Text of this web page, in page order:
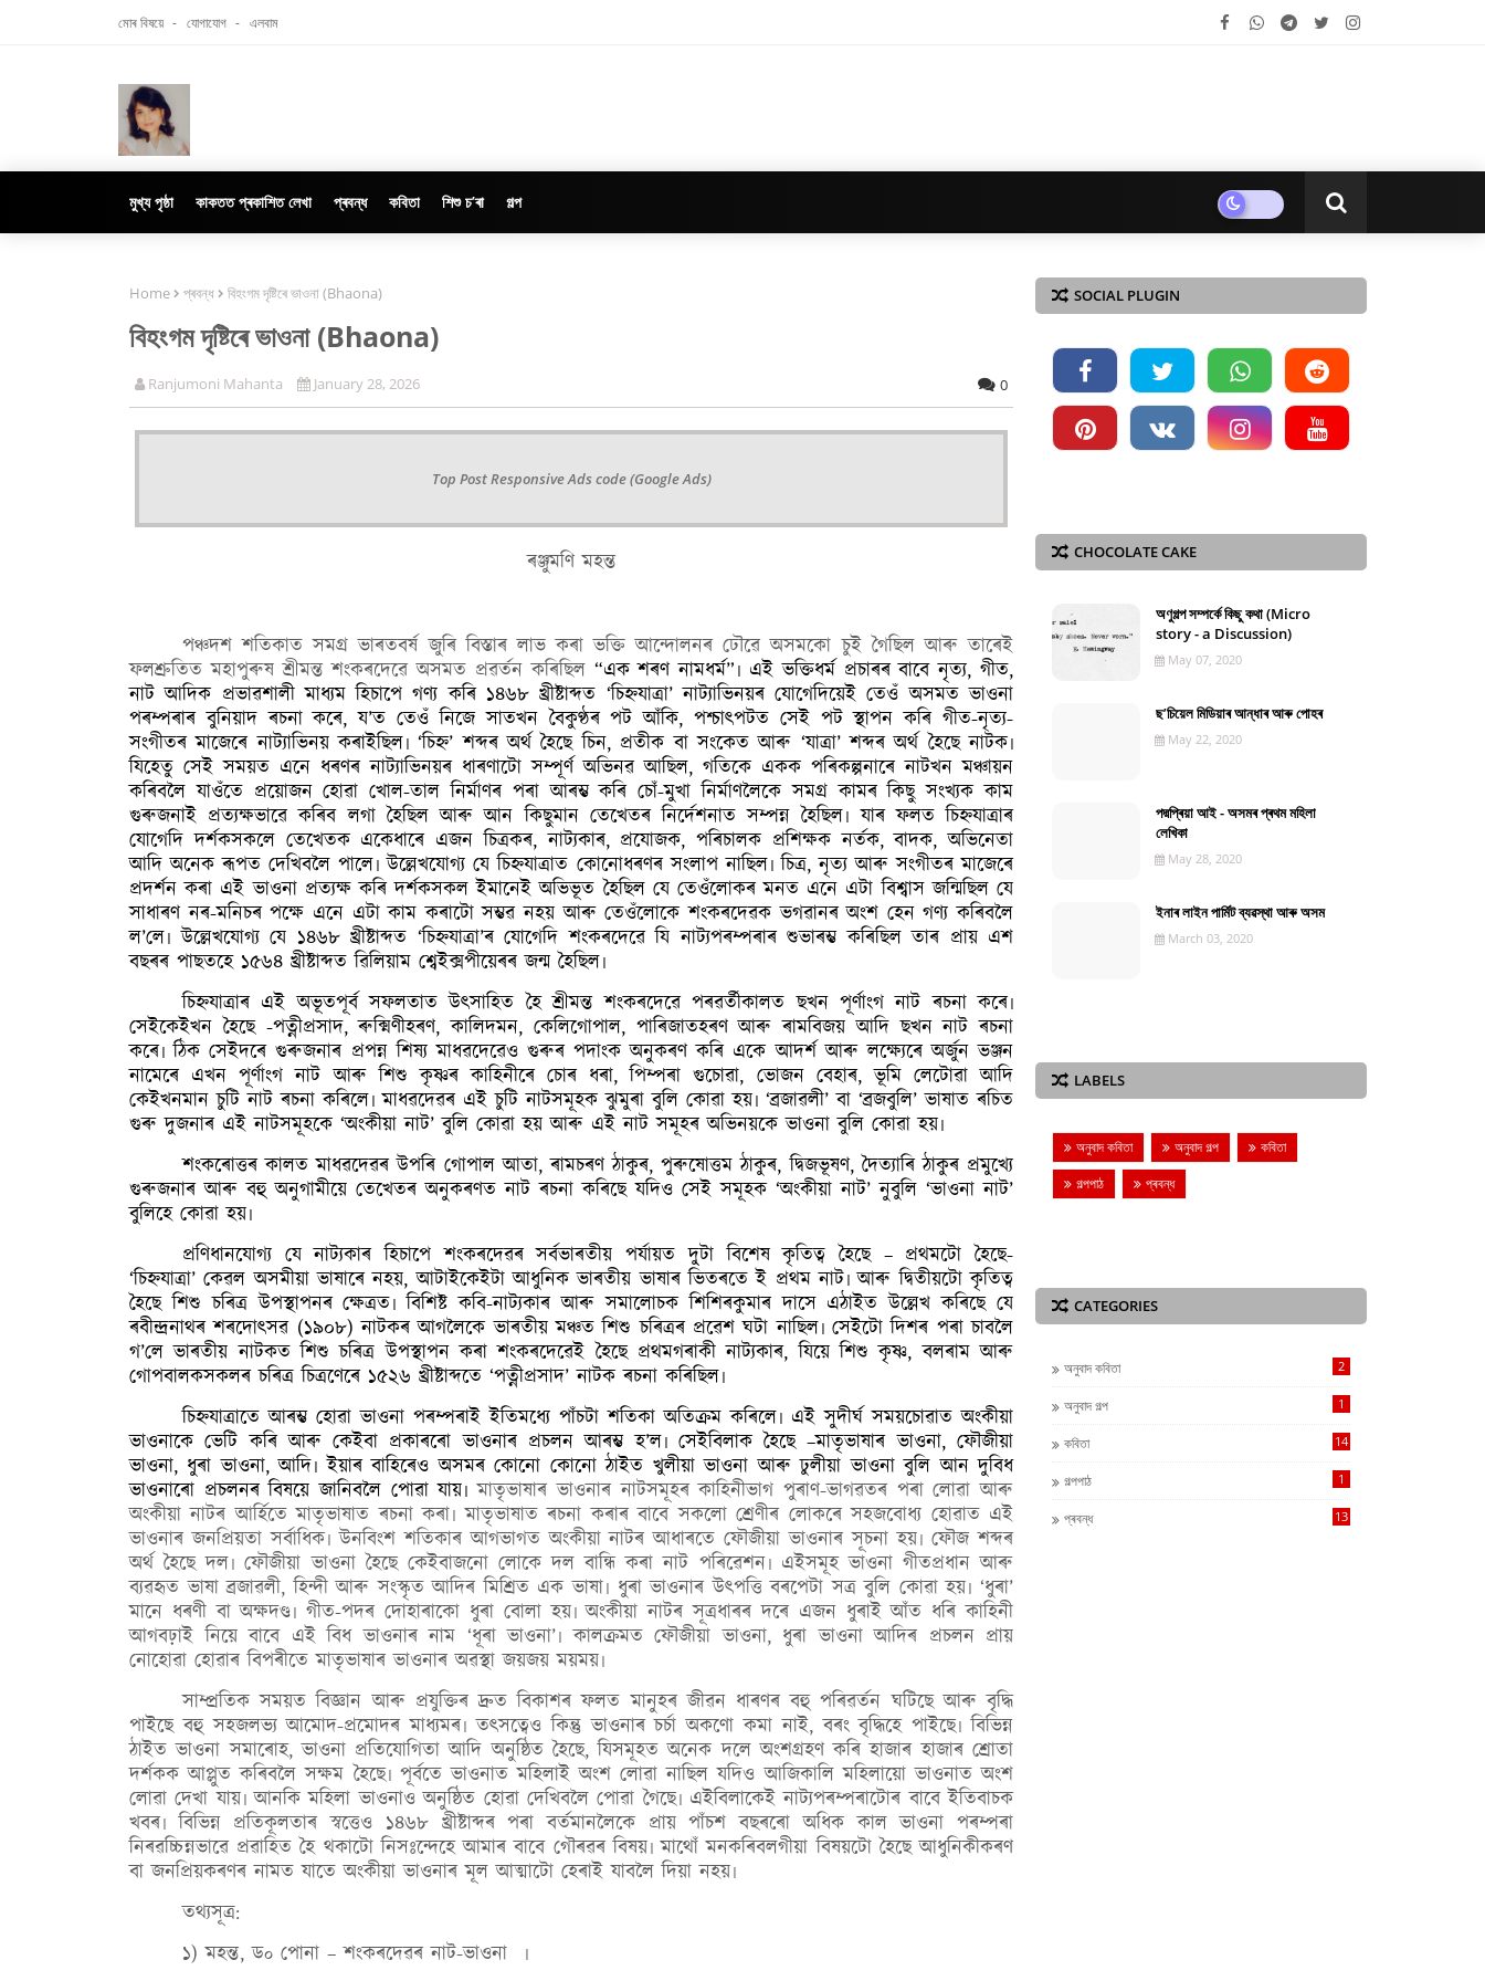
মোৰ বিষয়ে‍ যোগাযোগ এলবাম
মুখ্য পৃষ্ঠা কাকতত প্ৰকাশিত লেখা প্ৰবন্ধ কবিতা শিশু চ’ৰা গল্প
Home প্ৰবন্ধ বিহংগম দৃষ্টিৰে ভাওনা (Bhaona)
বিহংগম দৃষ্টিৰে ভাওনা (Bhaona)
Ranjumoni Mahanta January 28, 2026 0
Top Post Responsive Ads code (Google Ads)
ৰঞ্জুমণি মহন্ত
পঞ্চদশ শতিকাত সমগ্ৰ ভাৰতবৰ্ষ জুৰি বিস্তাৰ লাভ কৰা ভক্তি আন্দোলনৰ ঢৌৱে অসমকো চুই গৈছিল আৰু তাৰেই
ফলশ্ৰুতিত মহাপুৰুষ শ্ৰীমন্ত শংকৰদেৱে অসমত প্ৰৱৰ্তন কৰিছিল “এক শৰণ নামধৰ্ম”৷ এই ভক্তিধৰ্ম প্ৰচাৰৰ বাবে নৃত্য, গীত,
নাট আদিক প্ৰভাৱশালী মাধ্যম হিচাপে গণ্য কৰি ১৪৬৮ খ্ৰীষ্টাব্দত ‘চিহ্নযাত্ৰা’ নাট্যাভিনয়ৰ যোগেদিয়েই তেওঁ অসমত ভাওনা
পৰম্পৰাৰ বুনিয়াদ ৰচনা কৰে, য’ত তেওঁ নিজে সাতখন বৈকুণ্ঠৰ পট আঁকি, পশ্চাৎপটত সেই পট স্থাপন কৰি গীত-নৃত্য-
সংগীতৰ মাজেৰে নাট্যাভিনয় কৰাইছিল৷ ‘চিহ্ন’ শব্দৰ অৰ্থ হৈছে চিন, প্ৰতীক বা সংকেত আৰু ‘যাত্ৰা’ শব্দৰ অৰ্থ হৈছে নাটক৷
যিহেতু সেই সময়ত এনে ধৰণৰ নাট্যাভিনয়ৰ ধাৰণাটো সম্পূৰ্ণ অভিনৱ আছিল, গতিকে একক পৰিকল্পনাৰে নাটখন মঞ্চায়ন
কৰিবলৈ যাওঁতে প্ৰয়োজন হোৱা খোল-তাল নিৰ্মাণৰ পৰা আৰম্ভ কৰি চোঁ-মুখা নিৰ্মাণলৈকে সমগ্ৰ কামৰ কিছু সংখ্যক কাম
গুৰুজনাই প্ৰত্যক্ষভাৱে কৰিব লগা হৈছিল আৰু আন কিছুমান তেখেতৰ নিৰ্দেশনাত সম্পন্ন হৈছিল৷ যাৰ ফলত চিহ্নযাত্ৰাৰ
যোগেদি দৰ্শকসকলে তেখেতক একেধাৰে এজন চিত্ৰকৰ, নাট্যকাৰ, প্ৰযোজক, পৰিচালক প্ৰশিক্ষক নৰ্তক, বাদক, অভিনেতা
আদি অনেক ৰূপত দেখিবলৈ পালে৷ উল্লেখযোগ্য যে চিহ্নযাত্ৰাত কোনোধৰণৰ সংলাপ নাছিল৷ চিত্ৰ, নৃত্য আৰু সংগীতৰ মাজেৰে
প্ৰদৰ্শন কৰা এই ভাওনা প্ৰত্যক্ষ কৰি দৰ্শকসকল ইমানেই অভিভূত হৈছিল যে তেওঁলোকৰ মনত এনে এটা বিশ্বাস জন্মিছিল যে
সাধাৰণ নৰ-মনিচৰ পক্ষে এনে এটা কাম কৰাটো সম্ভৱ নহয় আৰু তেওঁলোকে শংকৰদেৱক ভগৱানৰ অংশ হেন গণ্য কৰিবলৈ
ল’লে৷ উল্লেখযোগ্য যে ১৪৬৮ খ্ৰীষ্টাব্দত ‘চিহ্নযাত্ৰা’ৰ যোগেদি শংকৰদেৱে যি নাট্যপৰম্পৰাৰ শুভাৰম্ভ কৰিছিল তাৰ প্ৰায় এশ
বছৰৰ পাছতহে ১৫৬৪ খ্ৰীষ্টাব্দত ৱিলিয়াম শ্বেইক্সপীয়েৰৰ জন্ম হৈছিল৷
চিহ্নযাত্ৰাৰ এই অভূতপূৰ্ব সফলতাত উৎসাহিত হৈ শ্ৰীমন্ত শংকৰদেৱে পৰৱৰ্তীকালত ছখন পূৰ্ণাংগ নাট ৰচনা কৰে৷
সেইকেইখন হৈছে -পত্নীপ্ৰসাদ, ৰুক্মিণীহৰণ, কালিদমন, কেলিগোপাল, পাৰিজাতহৰণ আৰু ৰামবিজয় আদি ছখন নাট ৰচনা
কৰে৷ ঠিক সেইদৰে গুৰুজনাৰ প্ৰপন্ন শিষ্য মাধৱদেৱেও গুৰুৰ পদাংক অনুকৰণ কৰি একে আদৰ্শ আৰু লক্ষ্যেৰে অৰ্জুন ভঞ্জন
নামেৰে এখন পূৰ্ণাংগ নাট আৰু শিশু কৃষ্ণৰ কাহিনীৰে চোৰ ধৰা, পিম্পৰা গুচোৱা, ভোজন বেহাৰ, ভূমি লেটোৱা আদি
কেইখনমান চুটি নাট ৰচনা কৰিলে৷ মাধৱদেৱৰ এই চুটি নাটসমূহক ঝুমুৰা বুলি কোৱা হয়৷ ‘ব্ৰজাৱলী’ বা ‘ব্ৰজবুলি’ ভাষাত ৰচিত
গুৰু দুজনাৰ এই নাটসমূহকে ‘অংকীয়া নাট’ বুলি কোৱা হয় আৰু এই নাট সমূহৰ অভিনয়কে ভাওনা বুলি কোৱা হয়৷
শংকৰোত্তৰ কালত মাধৱদেৱৰ উপৰি গোপাল আতা, ৰামচৰণ ঠাকুৰ, পুৰুষোত্তম ঠাকুৰ, দ্বিজভূষণ, দৈত্যাৰি ঠাকুৰ প্ৰমুখ্যে
গুৰুজনাৰ আৰু বহু অনুগামীয়ে তেখেতৰ অনুকৰণত নাট ৰচনা কৰিছে যদিও সেই সমূহক ‘অংকীয়া নাট’ নুবুলি ‘ভাওনা নাট’
বুলিহে কোৱা হয়৷
প্ৰণিধানযোগ্য যে নাট্যকাৰ হিচাপে শংকৰদেৱৰ সৰ্বভাৰতীয় পৰ্যায়ত দু্টা বিশেষ কৃতিত্ব হৈছে – প্ৰথমটো হৈছে-
‘চিহ্নযাত্ৰা’ কেৱল অসমীয়া ভাষাৰে নহয়, আটাইকেইটা আধুনিক ভাৰতীয় ভাষাৰ ভিতৰতে ই প্ৰথম নাট৷ আৰু দ্বিতীয়টো কৃতিত্ব
হৈছে শিশু চৰিত্ৰ উপস্থাপনৰ ক্ষেত্ৰত৷ বিশিষ্ট কবি-নাট্যকাৰ আৰু সমালোচক শিশিৰকুমাৰ দাসে এঠাইত উল্লেখ কৰিছে যে
ৰবীন্দ্ৰনাথৰ শৰদোৎসৱ (১৯০৮) নাটকৰ আগলৈকে ভাৰতীয় মঞ্চত শিশু চৰিত্ৰৰ প্ৰৱেশ ঘটা নাছিল৷ সেইটো দিশৰ পৰা চাবলৈ
গ’লে ভাৰতীয় নাটকত শিশু চৰিত্ৰ উপস্থাপন কৰা শংকৰদেৱেই হৈছে প্ৰথমগৰাকী নাট্যকাৰ, যিয়ে শিশু কৃষ্ণ, বলৰাম আৰু
গোপবালকসকলৰ চৰিত্ৰ চিত্ৰণেৰে ১৫২৬ খ্ৰীষ্টাব্দতে ‘পত্নীপ্ৰসাদ’ নাটক ৰচনা কৰিছিল৷
চিহ্নযাত্ৰাতে আৰম্ভ হোৱা ভাওনা পৰম্পৰাই ইতিমধ্যে পাঁচটা শতিকা অতিক্ৰম কৰিলে৷ এই সুদীৰ্ঘ সময়চোৱাত অংকীয়া
ভাওনাকে ভেটি কৰি আৰু কেইবা প্ৰকাৰৰো ভাওনাৰ প্ৰচলন আৰম্ভ হ’ল৷ সেইবিলাক হৈছে –মাতৃভাষাৰ ভাওনা, ফৌজীয়া
ভাওনা, ধুৰা ভাওনা, আদি৷ ইয়াৰ বাহিৰেও অসমৰ কোনো কোনো ঠাইত খুলীয়া ভাওনা আৰু ঢুলীয়া ভাওনা বুলি আন দুবিধ
ভাওনাৰো প্ৰচলনৰ বিষয়ে জানিবলৈ পোৱা যায়৷মাতৃভাষাৰ ভাওনাৰ নাটসমূহৰ কাহিনীভাগ পুৰাণ-ভাগৱতৰ পৰা লোৱা আৰু
অংকীয়া নাটৰ আৰ্হিতে মাতৃভাষাত ৰচনা কৰা৷ মাতৃভাষাত ৰচনা কৰাৰ বাবে সকলো শ্ৰেণীৰ লোকৰে সহজবোধ্য হোৱাত এই
ভাওনাৰ জনপ্ৰিয়তা সৰ্বাধিক৷ উনবিংশ শতিকাৰ আগভাগত অংকীয়া নাটৰ আধাৰতে ফৌজীয়া ভাওনাৰ সূচনা হয়৷ ফৌজ শব্দৰ
অৰ্থ হৈছে দল৷ ফৌজীয়া ভাওনা হৈছে কেইবাজনো লোকে দল বান্ধি কৰা নাট পৰিৱেশন৷ এইসমূহ ভাওনা গীতপ্ৰধান আৰু
ব্যৱহৃত ভাষা ব্ৰজাৱলী, হিন্দী আৰু সংস্কৃত আদিৰ মিশ্ৰিত এক ভাষা৷ ধুৰা ভাওনাৰ উৎপত্তি বৰপেটা সত্ৰ বুলি কোৱা হয়৷ ‘ধুৰা’
মানে ধৰণী বা অক্ষদণ্ড৷ গীত-পদৰ দোহাৰাকো ধুৰা বোলা হয়৷ অংকীয়া নাটৰ সূত্ৰধাৰৰ দৰে এজন ধুৰাই আঁত ধৰি কাহিনী
আগবঢ়াই নিয়ে বাবে এই বিধ ভাওনাৰ নাম ‘ধূৰা ভাওনা’৷ কালক্ৰমত ফৌজীয়া ভাওনা, ধুৰা ভাওনা আদিৰ প্ৰচলন প্ৰায়
নোহোৱা হোৱাৰ বিপৰীতে মাতৃভাষাৰ ভাওনাৰ অৱস্থা জয়জয় ময়ময়৷
সাম্প্ৰতিক সময়ত বিজ্ঞান আৰু প্ৰযুক্তিৰ দ্ৰুত বিকাশৰ ফলত মানুহৰ জীৱন ধাৰণৰ বহু পৰিৱৰ্তন ঘটিছে আৰু বৃদ্ধি
পাইছে বহু সহজলভ্য আমোদ-প্ৰমোদৰ মাধ্যমৰ৷ তৎসত্বেও কিন্তু ভাওনাৰ চৰ্চা অকণো কমা নাই, বৰং বৃদ্ধিহে পাইছে৷ বিভিন্ন
ঠাইত ভাওনা সমাৰোহ, ভাওনা প্ৰতিযোগিতা আদি ‌অনুষ্ঠিত হৈছে, যিসমূহত অনেক দলে অংশগ্ৰহণ কৰি হাজাৰ হাজাৰ শ্ৰোতা
দৰ্শকক আপ্লুত কৰিবলৈ সক্ষম হৈছে৷ পূৰ্বতে ভাওনাত মহিলাই অংশ লোৱা নাছিল যদিও আজিকালি মহিলায়ো ভাওনাত অংশ
লোৱা দেখা যায়৷ আনকি মহিলা ভাওনাও অনুষ্ঠিত হোৱা দেখিবলৈ পোৱা গৈছে৷ এইবিলাকেই নাট্যপৰম্পৰাটোৰ বাবে ইতিবাচক
খবৰ৷ বিভিন্ন প্ৰতিকূলতাৰ স্বত্তেও ১৪৬৮ খ্ৰীষ্টাব্দৰ পৰা বৰ্তমানলৈকে প্ৰায় পাঁচশ বছৰৰো অধিক কাল ভাওনা পৰম্পৰা
নিৰৱচ্চিন্নভাৱে প্ৰৱাহিত হৈ থকাটো নিসঃন্দেহে আমাৰ বাবে গৌৰৱৰ বিষয়৷ মাথোঁ মনকৰিবলগীয়া বিষয়টো হৈছে আধুনিকীকৰণ
বা জনপ্ৰিয়কৰণৰ নামত যাতে অংকীয়া ভাওনাৰ মূল আত্মাটো হেৰাই যাবলৈ দিয়া নহয়৷
তথ্যসূত্ৰ:
১) মহন্ত, ড০ পোনা – শংকৰদেৱৰ নাট-ভাওনা
৷
SOCIAL PLUGIN
CHOCOLATE CAKE
অণুগল্প সম্পৰ্কে কিছু কথা (Micro
story - a Discussion)
May 07, 2020
ছ’চিয়েল মিডিয়াৰ আন্ধাৰ আৰু পোহৰ
May 22, 2020
পদ্মপ্ৰিয়া আই - অসমৰ প্ৰথম মহিলা
লেখিকা
May 28, 2020
ইনাৰ লাইন পাৰ্মিট ব্যৱস্থা আৰু অসম
March 03, 2020
LABELS
অনুবাদ কবিতা অনুবাদ গল্প
কবিতা
গল্পপাঠ
প্ৰবন্ধ
CATEGORIES
অনুবাদ কবিতা 2
অনুবাদ গল্প 1
কবিতা 14
গল্পপাঠ 1
প্ৰবন্ধ 13